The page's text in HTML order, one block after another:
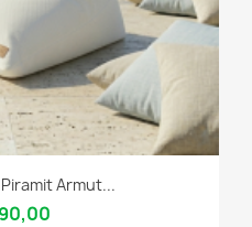
Armut...